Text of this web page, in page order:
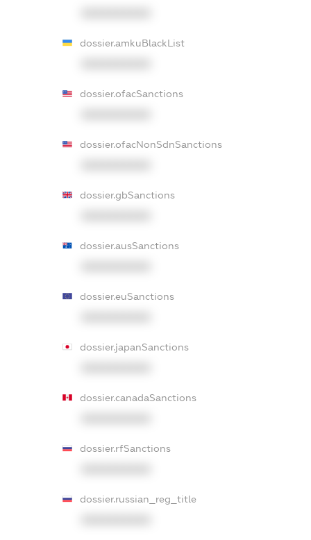
dossier.amkuBlackList
dossier.ofacSanctions
dossier.ofacNonSdnSanctions
dossier.gbSanctions
dossier.ausSanctions
dossier.euSanctions
dossier.japanSanctions
dossier.canadaSanctions
dossier.rfSanctions
dossier.russian_reg_title